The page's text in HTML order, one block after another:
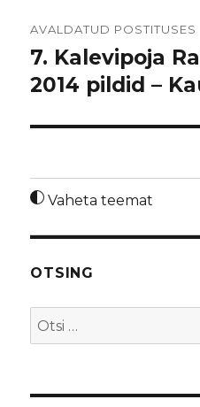
AVALDATUD POSTITUSES
7. Kalevipoja
2014 pildid –
Vaheta teemat
OTSING
Otsi: